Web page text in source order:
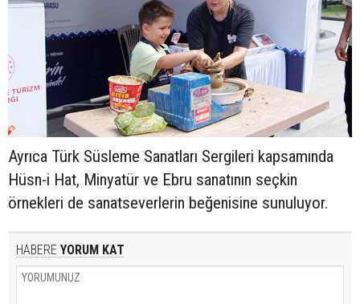
Ayrıca Türk Süsleme Sanatları Sergileri kapsamında
Hüsn-i Hat, Minyatür ve Ebru sanatının seçkin
örnekleri de sanatseverlerin beğenisine sunuluyor.
HABERE YORUM KAT